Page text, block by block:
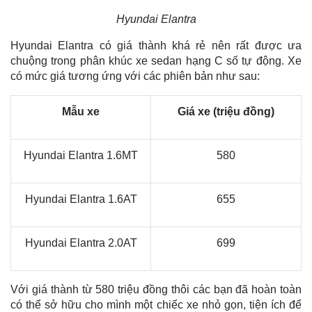
Hyundai Elantra
Hyundai Elantra có giá thành khá rẻ nên rất được ưa
chuộng trong phân khúc xe sedan hạng C số tự động. Xe
có mức giá tương ứng với các phiên bản như sau:
Mẫu xe Giá xe (triệu đồng)
Hyundai Elantra 1.6MT 580
Hyundai Elantra 1.6AT 655
Hyundai Elantra 2.0AT 699
Với giá thành từ 580 triệu đồng thôi các bạn đã hoàn toàn
có thể sở hữu cho mình một chiếc xe nhỏ gọn, tiện ích để